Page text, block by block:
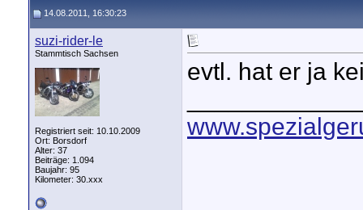
14.08.2011, 16:30:23
suzi-rider-le
Stammtisch Sachsen
Registriert seit: 10.10.2009
Ort: Borsdorf
Alter: 37
Beiträge: 1.094
Baujahr: 95
Kilometer: 30.xxx
evtl. hat er ja